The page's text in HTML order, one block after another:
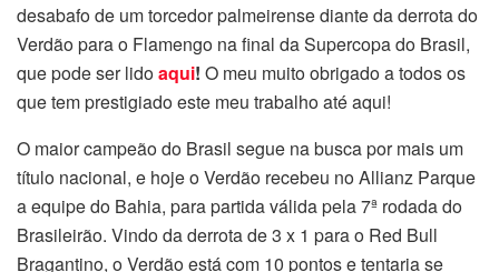
desabafo de um torcedor palmeirense diante da derrota do
Verdão para o Flamengo na final da Supercopa do Brasil,
que pode ser lidoaqui! O meu muito obrigado a todos os
que tem prestigiado este meu trabalho até aqui!
O maior campeão do Brasil segue na busca por mais um
título nacional, e hoje o Verdão recebeu no Allianz Parque
a equipe do Bahia, para partida válida pela 7ª rodada do
Brasileirão. Vindo da derrota de 3 x 1 para o Red Bull
Bragantino, o Verdão está com 10 pontos e tentaria se